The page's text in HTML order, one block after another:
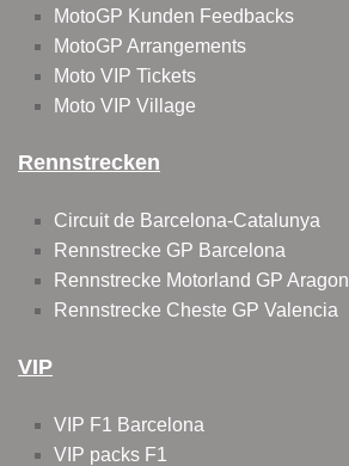
MotoGP Kunden Feedbacks
MotoGP Arrangements
Moto VIP Tickets
Moto VIP Village
Rennstrecken
Circuit de Barcelona-Catalunya
Rennstrecke GP Barcelona
Rennstrecke Motorland GP Aragon
Rennstrecke Cheste GP Valencia
VIP
VIP F1 Barcelona
VIP packs F1